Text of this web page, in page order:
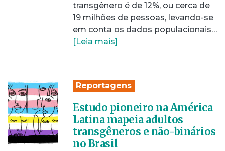
transgênero é de 12%, ou cerca de
19 milhões de pessoas, levando-se
em conta os dados populacionais…
[Leia mais]
Reportagens
Estudo pioneiro na América
Latina mapeia adultos
transgêneros e não-binários
no Brasil